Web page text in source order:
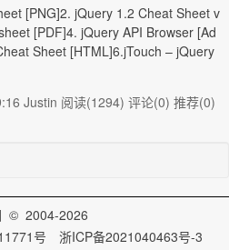
[PNG]2. jQuery 1.2 Cheat Sheet v
[PDF]4. jQuery API Browser [Ad
Sheet [HTML]6.jTouch – jQuery
Justin 阅读(1294) 评论(0) 推荐(0)
© 2004-2026
号
浙ICP备2021040463号-3